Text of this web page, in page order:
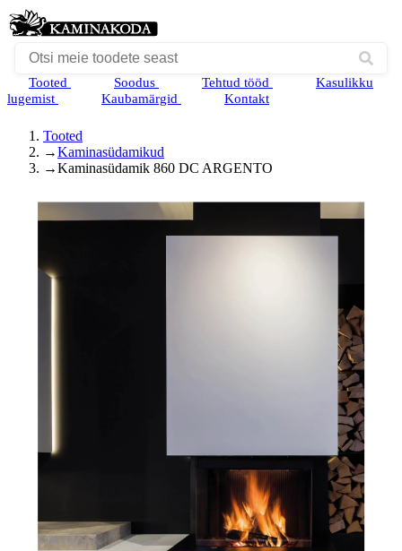
Tooted Soodus Tehtud tööd
Kasulikku
lugemist
Kaubamärgid Kontakt
Tooted
→Kaminasüdamikud
→Kaminasüdamik 860 DC ARGENTO